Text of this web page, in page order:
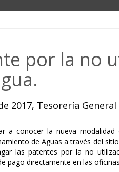
por la no
2017, Tesorería
a conocer la nueva
de Aguas a través del
las patentes por la no
pago directamente en las